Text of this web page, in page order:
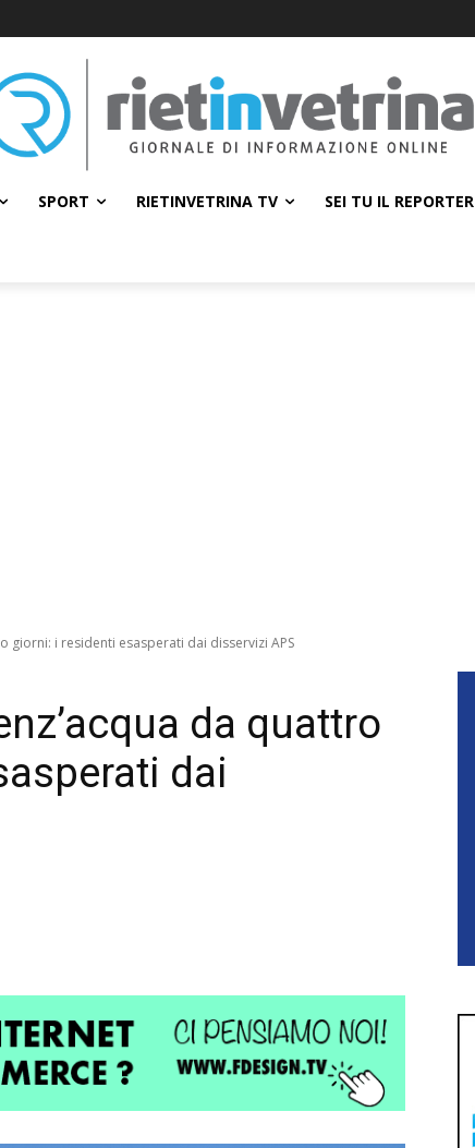
SPORT RIETINVETRINA TV SEI TU IL REPORTER
giorni: i residenti esasperati dai disservizi APS
da quattro
dai